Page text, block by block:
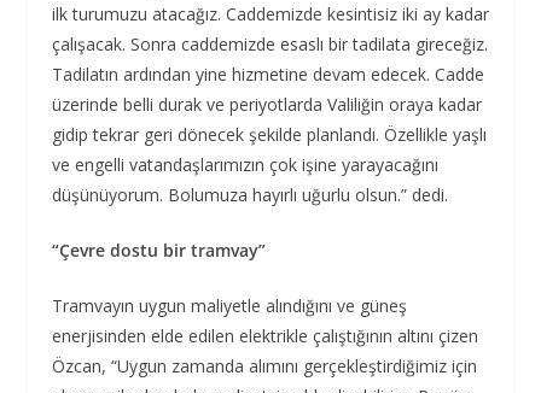
ilk turumuzu atacağız. Caddemizde kesintisiz iki ay kadar
çalışacak. Sonra caddemizde esaslı bir tadilata gireceğiz.
Tadilatın ardından yine hizmetine devam edecek. Cadde
üzerinde belli durak ve periyotlarda Valiliğin oraya kadar
gidip tekrar geri dönecek şekilde planlandı. Özellikle yaşlı
ve engelli vatandaşlarımızın çok işine yarayacağını
düşünüyorum. Bolumuza hayırlı uğurlu olsun.” dedi.
“Çevre dostu bir tramvay”
Tramvayın uygun maliyetle alındığını ve güneş
enerjisinden elde edilen elektrikle çalıştığının altını çizen
Özcan, “Uygun zamanda alımını gerçekleştirdiğimiz için